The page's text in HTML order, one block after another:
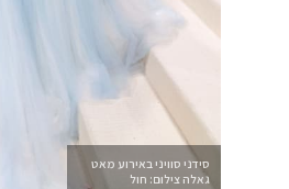
סידני סוויני באירוע מאט
גאלה צילום: חול